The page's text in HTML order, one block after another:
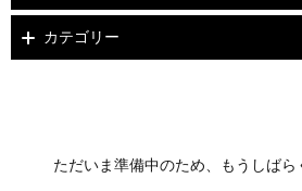
カテゴリー
ただいま準備中のため、もうしばら